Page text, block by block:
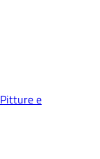
Pitture e